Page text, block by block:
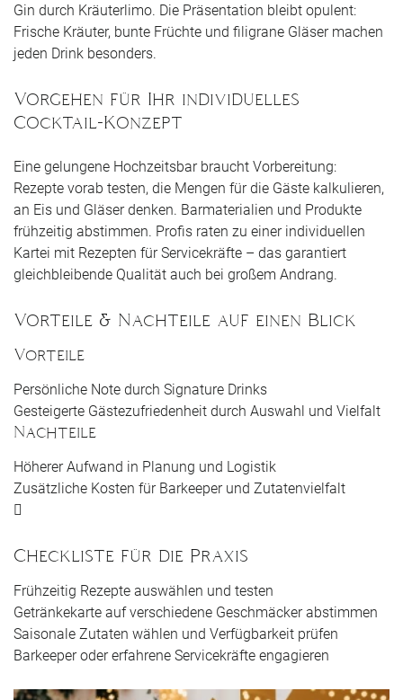
Gin durch Kräuterlimo. Die Präsentation bleibt opulent:
Frische Kräuter, bunte Früchte und filigrane Gläser machen
jeden Drink besonders.
Vorgehen für Ihr individuelles
Cocktail-Konzept
Eine gelungene Hochzeitsbar braucht Vorbereitung:
Rezepte vorab testen, die Mengen für die Gäste kalkulieren,
an Eis und Gläser denken. Barmaterialien und Produkte
frühzeitig abstimmen. Profis raten zu einer individuellen
Kartei mit Rezepten für Servicekräfte – das garantiert
gleichbleibende Qualität auch bei großem Andrang.
Vorteile & Nachteile auf einen Blick
Vorteile
Persönliche Note durch Signature Drinks
Gesteigerte Gästezufriedenheit durch Auswahl und Vielfalt
Nachteile
Höherer Aufwand in Planung und Logistik
Zusätzliche Kosten für Barkeeper und Zutatenvielfalt
Checkliste für die Praxis
Frühzeitig Rezepte auswählen und testen
Getränkekarte auf verschiedene Geschmäcker abstimmen
Saisonale Zutaten wählen und Verfügbarkeit prüfen
Barkeeper oder erfahrene Servicekräfte engagieren